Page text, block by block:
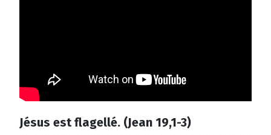
Jésus est flagellé. (Jean 19,1-3)